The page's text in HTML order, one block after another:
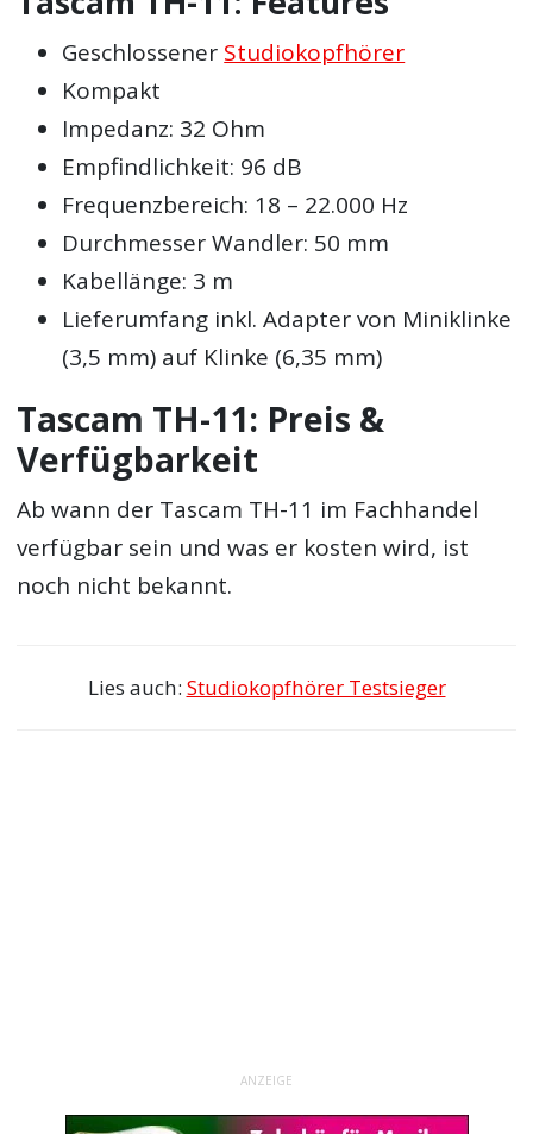
Geschlossener Studiokopfhörer
Kompakt
Impedanz: 32 Ohm
Empfindlichkeit: 96 dB
Frequenzbereich: 18 – 22.000 Hz
Durchmesser Wandler: 50 mm
Kabellänge: 3 m
Lieferumfang inkl. Adapter von Miniklinke
(3,5 mm) auf Klinke (6,35 mm)
Tascam TH-11: Preis &
Verfügbarkeit
Ab wann der Tascam TH-11 im Fachhandel
verfügbar sein und was er kosten wird, ist
noch nicht bekannt.
Lies auch: Studiokopfhörer Testsieger
ANZEIGE